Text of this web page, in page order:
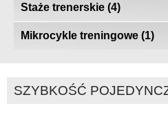
Staże trenerskie (4)
Mikrocykle treningowe (1)
SZYBKOŚĆ